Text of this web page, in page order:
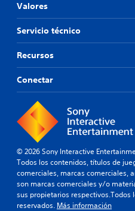
Valores
Servicio técnico
Recursos
Conectar
© 2026 Sony Interactive
Todos los contenidos, títulos de
comerciales, marcas comerciales,
son marcas comerciales y/o
sus propietarios respectivos.Todos
reservados. Más información